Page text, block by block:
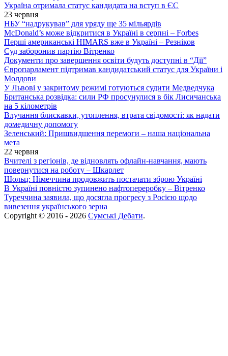
Україна отримала статус кандидата на вступ в ЄС
23 червня
НБУ “надрукував” для уряду ще 35 мільярдів
McDonald’s може відкритися в Україні в серпні – Forbes
Перші американські HIMARS вже в Україні – Резніков
Суд заборонив партію Вітренко
Документи про завершення освіти будуть доступні в “Дії”
Європарламент підтримав кандидатський статус для України і
Молдови
У Львові у закритому режимі готуються судити Медведчука
Британська розвідка: сили РФ просунулися в бік Лисичанська
на 5 кілометрів
Влучання блискавки, утоплення, втрата свідомості: як надати
домедичну допомогу
Зеленський: Пришвидшення перемоги – наша національна
мета
22 червня
Вчителі з регіонів, де відновлять офлайн-навчання, мають
повернутися на роботу – Шкарлет
Шольц: Німеччина продовжить постачати зброю Україні
В Україні повністю зупинено нафтопереробку – Вітренко
Туреччина заявила, що досягла прогресу з Росією щодо
вивезення українського зерна
Copyright © 2016 - 2026 Сумські Дебати.